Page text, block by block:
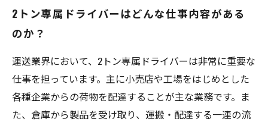
2トン専属ドライバーはどんな仕事内容がある
のか？
運送業界において、2トン専属ドライバーは非常に重要な
仕事を担っています。主に小売店や工場をはじめとした
各種企業からの荷物を配達することが主な業務です。ま
た、倉庫から製品を受け取り、運搬・配達する一連の流